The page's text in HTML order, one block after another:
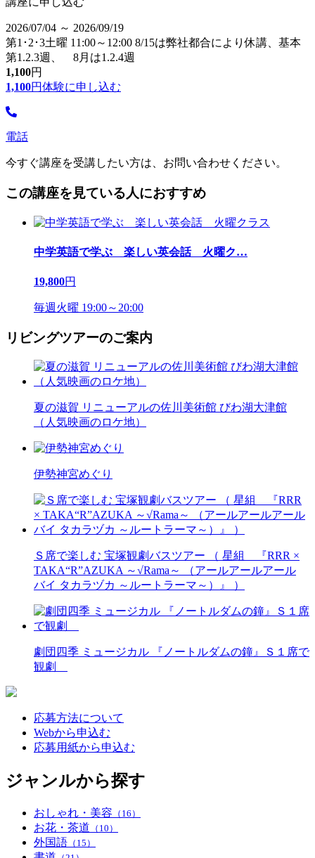
2026/07/04 ～ 2026/09/19
第1･2･3土曜 11:00～12:00 8/15は弊社都合により休講、基本
第1.2.3週、 8月は1.2.4週
1,100円
1,100円体験に申し込む
電話
今すぐ講座を受講したい方は、お問い合わせください。
この講座を見ている人におすすめ
中学英語で学ぶ 楽しい英会話 火曜ク…
19,800円
毎週火曜 19:00～20:00
リビングツアーのご案内
夏の滋賀 リニューアルの佐川美術館 びわ湖大津館
（人気映画のロケ地）
伊勢神宮めぐり
Ｓ席で楽しむ 宝塚観劇バスツアー （ 星組 『RRR ×
TAKA“R”AZUKA ～√Rama～ （アールアールアール
バイ タカラヅカ ～ルートラーマ～）』 ）
劇団四季 ミュージカル 『ノートルダムの鐘』Ｓ１席で
観劇
応募方法について
Webから申込む
応募用紙から申込む
ジャンルから探す
おしゃれ・美容 （16）
お花・茶道 （10）
外国語 （15）